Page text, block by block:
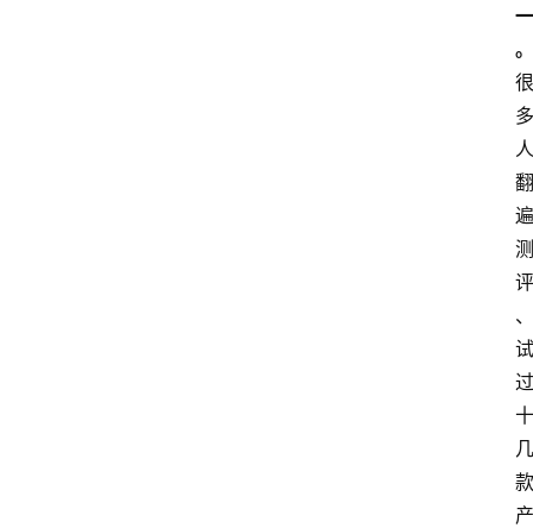
一
。
很
多
人
翻
遍
测
评
、
试
过
十
几
款
产